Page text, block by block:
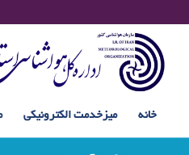
خانه میزخدمت الکترونیکی